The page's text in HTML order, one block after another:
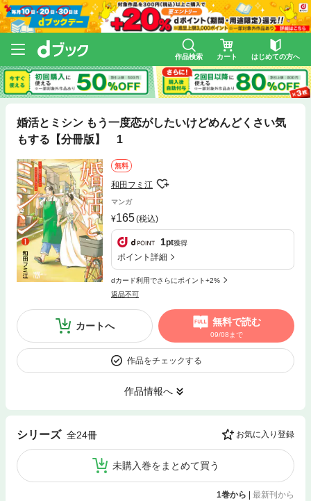
作品検索 カート はじめての方へ
婚活とミシン もう一度恋がしたいけどめんどくさい気
もする【分冊版】 1
無料
和田フミ江
マンガ
165(税込)
1pt獲得
ポイント詳細
dカード利用でさらにポイント+2%
返品不可
カートへ 無料で読む
09/08まで
作品をチェックする
作品情報へ
シリーズ 全24冊 お気に入り登録
未購入巻をまとめて買う
1巻から 最新刊から